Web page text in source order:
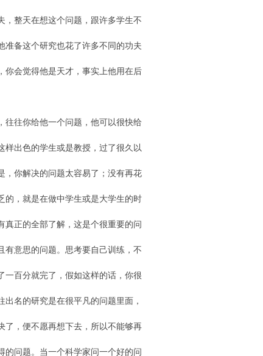
，整天在想这个问题，跟许多学生不
准备这个研究也花了许多不同的功夫
你会觉得他是天才，事实上他用在后
。
往往你给他一个问题，他可以很快给
样出色的学生或是教授，过了很久以
，你解决的问题太容易了；没有再花
的，就是在做中学生或是大学生的时
真正的全部了解，这是个很重要的问
有意思的问题。思考要自己训练，不
一百分就完了，假如这样的话，你很
名的研究是在很平凡的问题里面，
了，便不愿再想下去，所以不能够再
的问题。当一个科学家问一个好的问